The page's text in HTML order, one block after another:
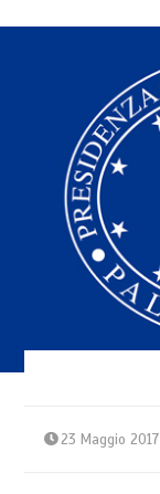
23 Maggio 2017